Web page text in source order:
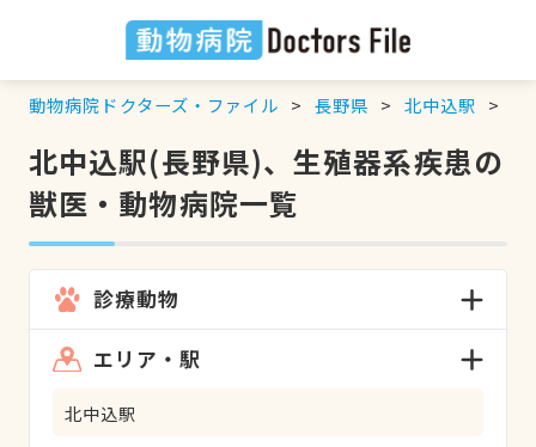
動物病院ドクターズ・ファイル 長野県 北中込駅
北中込駅(長野県)、生殖器系疾患の
獣医・動物病院一覧
診療動物
エリア・駅
北中込駅